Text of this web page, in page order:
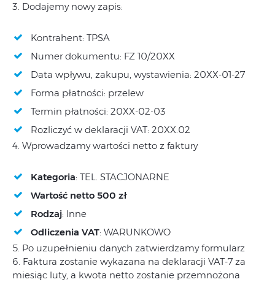
3. Dodajemy nowy zapis:
Kontrahent: TPSA
Numer dokumentu: FZ 10/20XX
Data wpływu, zakupu, wystawienia: 20XX-01-27
Forma płatności: przelew
Termin płatności: 20XX-02-03
Rozliczyć w deklaracji VAT: 20XX.02
4. Wprowadzamy wartości netto z faktury
Kategoria: TEL. STACJONARNE
Wartość netto 500 zł
Rodzaj: Inne
Odliczenia VAT: WARUNKOWO
5. Po uzupełnieniu danych zatwierdzamy formularz
6. Faktura zostanie wykazana na deklaracji VAT-7 za
miesiąc luty, a kwota netto zostanie przemnożona